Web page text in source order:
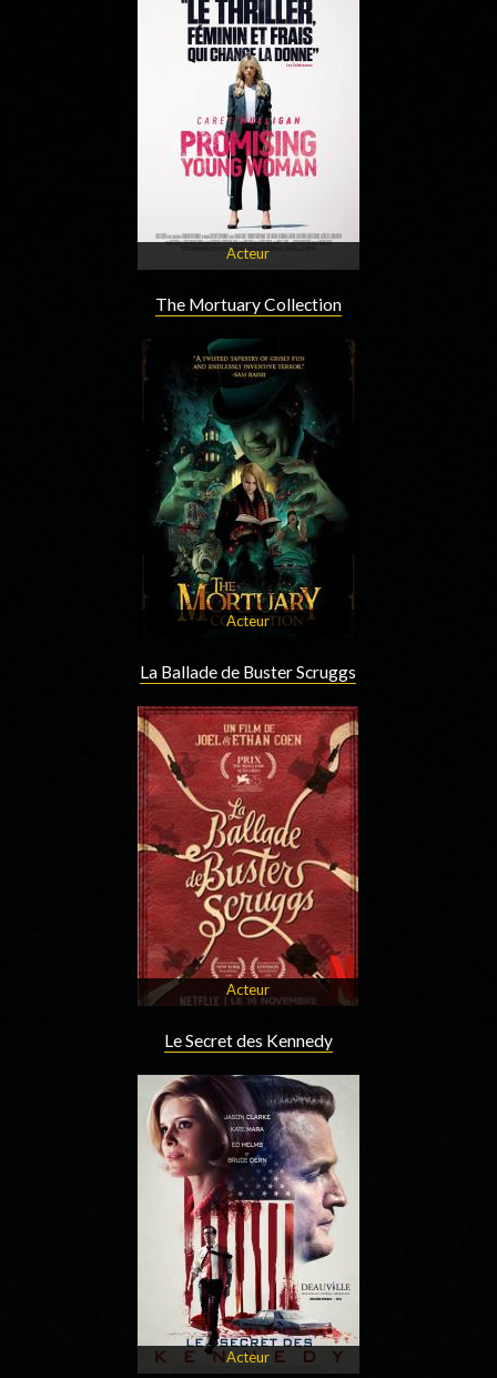
Acteur
The Mortuary Collection
Acteur
La Ballade de Buster Scruggs
Acteur
Le Secret des Kennedy
Acteur